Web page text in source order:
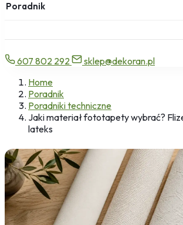
Poradnik
607 802 292
sklep@dekoran.pl
Home
Poradnik
Poradniki techniczne
Jaki materiał fototapety wybrać?
lateks